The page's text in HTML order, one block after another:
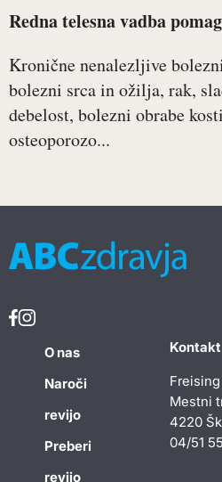
Redna telesna vadba
Kronične nenalezljive
bolezni srca in ožilja, rak,
debelost, bolezni obrabe
osteoporozo...
O nas
Naroči
revijo
Preberi
revijo
Kontakt
Mestni
4220
04/51